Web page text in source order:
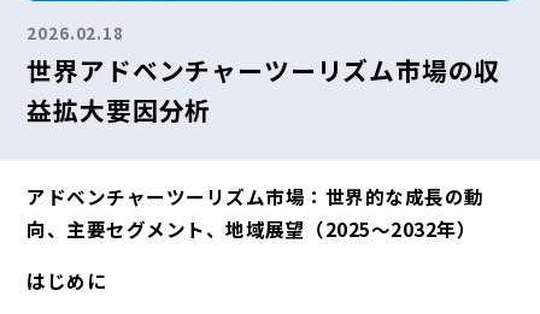
2026.02.18
世界アドベンチャーツーリズム市場の収
益拡大要因分析
アドベンチャーツーリズム市場：世界的な成長の動
向、主要セグメント、地域展望（2025〜2032年）
はじめに